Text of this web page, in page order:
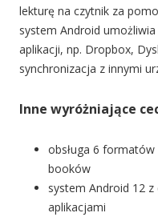
lekturę na czytnik za
system Android
aplikacji, np. Dropbox,
synchronizacja z innymi
Inne wyróżniające
obsługa 6
booków
system Android 12
aplikacjami